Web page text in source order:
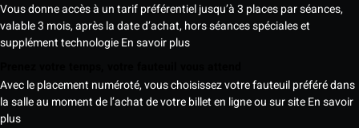
Vous donne accès à un tarif préférentiel jusqu’à 3 places par séances,
valable 3 mois, après la date d’achat, hors séances spéciales et
supplément technologieEn savoir plus
Avec le placement numéroté, vous choisissez votre fauteuil préféré dans
la salle au moment de l’achat de votre billet en ligne ou sur siteEn savoir
plus